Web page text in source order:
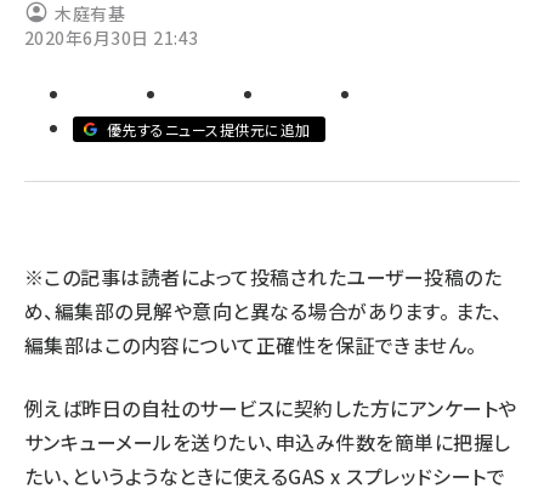
セミナー (2318)
meo (1282)
木庭有基
2020年6月30日 21:43
優先するニュース提供元に追加
※この記事は読者によって投稿されたユーザー投稿のた
め、編集部の見解や意向と異なる場合があります。 また、
編集部はこの内容について正確性を保証できません。
例えば昨日の自社のサービスに契約した方にアンケートや
サンキューメールを送りたい、申込み件数を簡単に把握し
たい、というようなときに使えるGAS x スプレッドシートで